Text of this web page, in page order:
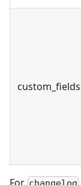
custom_fields